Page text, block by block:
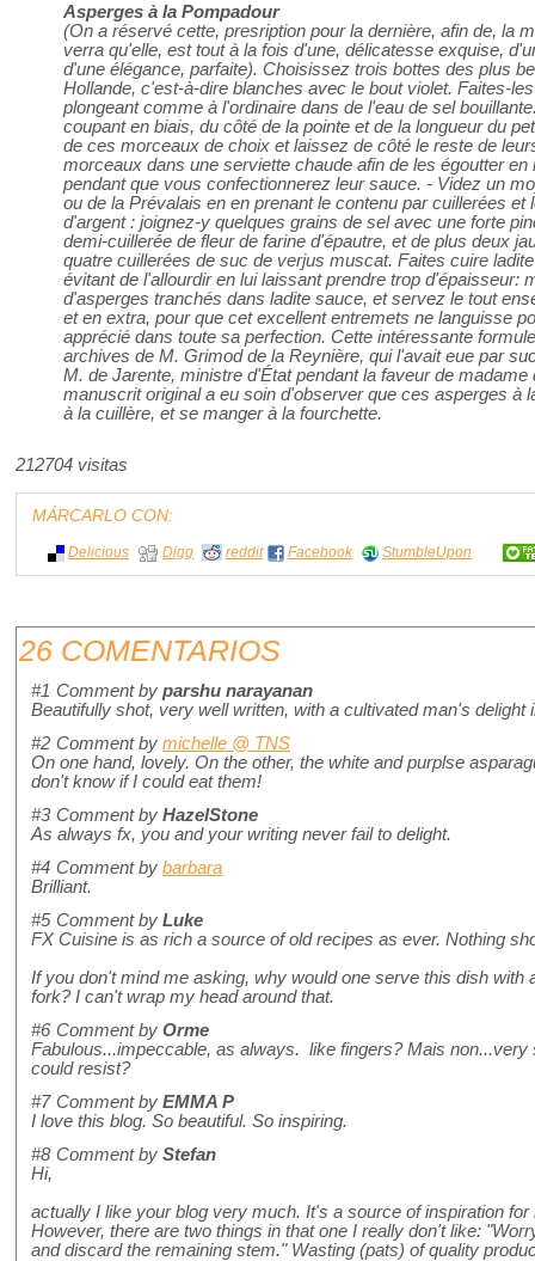
Asperges à la Pompadour
(On a réservé cette, presription pour la dernière, afin de, la
verra qu'elle, est tout à la fois d'une, délicatesse exquise,
d'une élégance, parfaite). Choisissez trois bottes des plus
Hollande, c'est-à-dire blanches avec le bout violet. Faites-
plongeant comme à l'ordinaire dans de l'eau de sel
coupant en biais, du côté de la pointe et de la longueur du
de ces morceaux de choix et laissez de côté le reste de
morceaux dans une serviette chaude afin de les égoutter
pendant que vous confectionnerez leur sauce. - Videz un
ou de la Prévalais en en prenant le contenu par cuillerées
d'argent : joignez-y quelques grains de sel avec une forte
demi-cuillerée de fleur de farine d'épautre, et de plus deux
quatre cuillerées de suc de verjus muscat. Faites cuire
évitant de l'allourdir en lui laissant prendre trop d'épaisseur:
d'asperges tranchés dans ladite sauce, et servez le tout
et en extra, pour que cet excellent entremets ne languisse
apprécié dans toute sa perfection. Cette intéressante
archives de M. Grimod de la Reynière, qui l'avait eue par
M. de Jarente, ministre d'État pendant la faveur de madame
manuscrit original a eu soin d'observer que ces asperges à
à la cuillère, et se manger à la fourchette.
212704 visitas
MÁRCARLO CON:
Delicious Digg reddit Facebook StumbleUpon
26 COMENTARIOS
#1 Comment by parshu narayanan
Beautifully shot, very well written, with a cultivated man's delight
#2 Comment by michelle @ TNS
On one hand, lovely. On the other, the white and purplse
don't know if I could eat them!
#3 Comment by HazelStone
As always fx, you and your writing never fail to delight.
#4 Comment by barbara
Brilliant.
#5 Comment by Luke
FX Cuisine is as rich a source of old recipes as ever. Nothing
If you don't mind me asking, why would one serve this dish with
fork? I can't wrap my head around that.
#6 Comment by Orme
Fabulous...impeccable, as always. like fingers? Mais non...very
could resist?
#7 Comment by EMMA P
I love this blog. So beautiful. So inspiring.
#8 Comment by Stefan
Hi,
actually I like your blog very much. It's a source of inspiration
However, there are two things in that one I really don't like:
and discard the remaining stem." Wasting (pats) of quality